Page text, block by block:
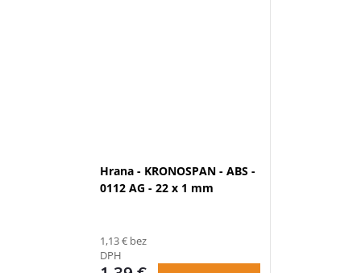
Hrana - KRONOSPAN - ABS -
0112 AG - 22 x 1 mm
1,13 € bez
DPH